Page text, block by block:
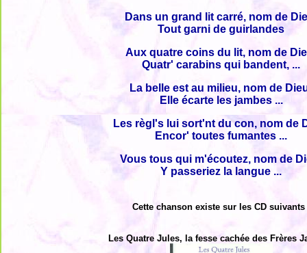
Dans un grand lit carré, nom de
Tout garni de guirlandes
Aux quatre coins du lit, nom de
Quatr' carabins qui bandent, ...
La belle est au milieu, nom de
Elle écarte les jambes ...
Les règl's lui sort'nt du con, nom de
Encor' toutes fumantes ...
Vous tous qui m'écoutez, nom de
Y passeriez la langue ...
Cette chanson existe sur les CD suivants
Les Quatre Jules, la fesse cachée des Frères